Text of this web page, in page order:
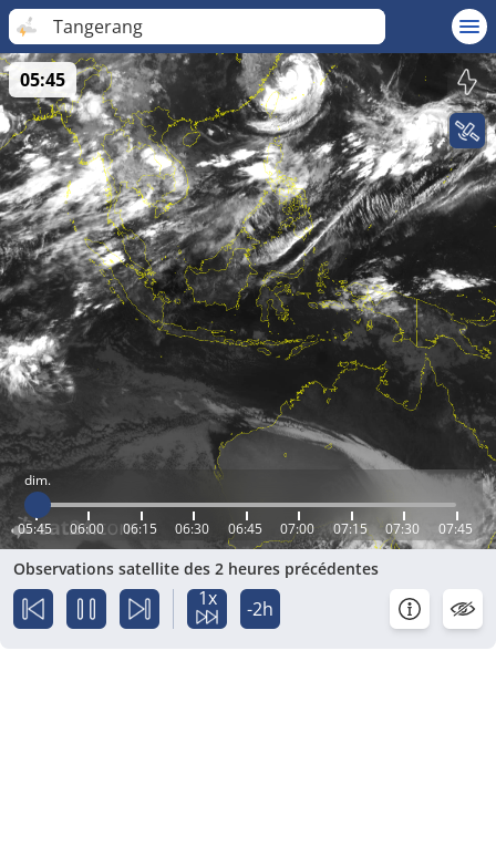
Tangerang
dim.
05:45 06:00 06:15 06:30 06:45 07:00 07:15 07:30 07:45
05:45
Observations satellite des 2 heures précédentes
1x -2h